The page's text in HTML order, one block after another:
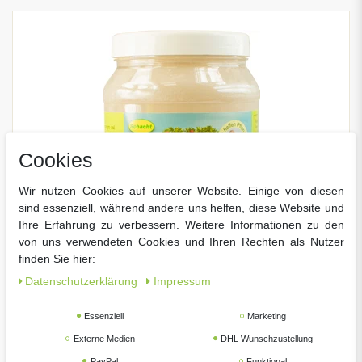
Cookies
Wir nutzen Cookies auf unserer Website. Einige von diesen
sind essenziell, während andere uns helfen, diese Website und
Ihre Erfahrung zu verbessern. Weitere Informationen zu den
von uns verwendeten Cookies und Ihren Rechten als Nutzer
finden Sie hier:
Daten­schutz­erklärung
Impressum
Essenziell Marketing
Externe Medien DHL Wunschzustellung